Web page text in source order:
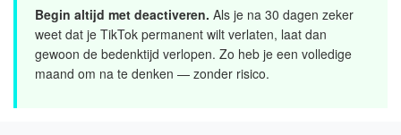
Begin altijd met deactiveren. Als je na 30 dagen zeker
weet dat je TikTok permanent wilt verlaten, laat dan
gewoon de bedenktijd verlopen. Zo heb je een volledige
maand om na te denken — zonder risico.